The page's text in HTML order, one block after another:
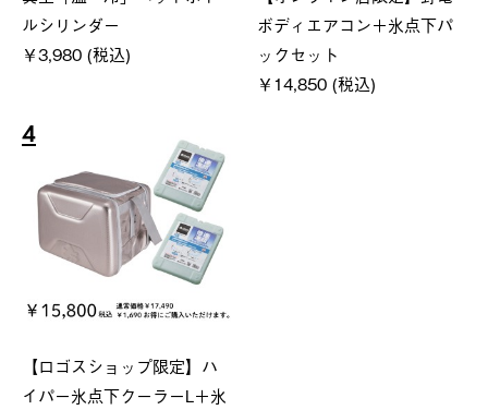
ルシリンダー
￥3,980 (税込)
ボディエアコン＋氷点下パ
ックセット
￥14,850 (税込)
4
【ロゴスショップ限定】ハ
イパー氷点下クーラーL＋氷